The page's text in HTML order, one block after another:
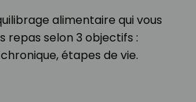
alimentaire qui vous
repas selon 3 objectifs :
étapes de vie.